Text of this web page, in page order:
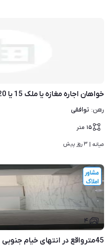
خواهان اجاره مغازه یا ملک 15 یا 20 متری
رهن: توافقی
۱۵ متر
میانه | ۳ روز پیش
۴
45مترواقع در انتهای خیام جنوبی